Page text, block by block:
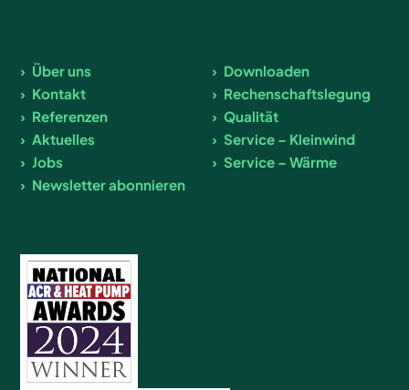
Über uns
Kontakt
Referenzen
Aktuelles
Jobs
Newsletter abonnieren
Downloaden
Rechenschaftslegung
Qualität
Service – Kleinwind
Service – Wärme